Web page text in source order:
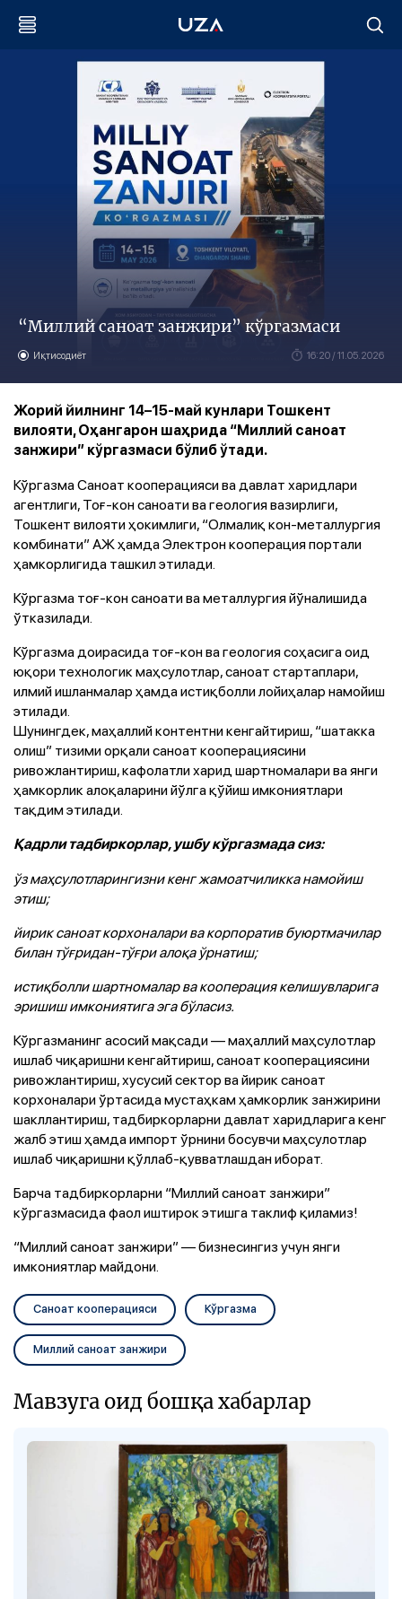
“Миллий саноат занжири” кўргазмаси
Иқтисодиёт 16:20 / 11.05.2026
Жорий йилнинг 14–15-май кунлари Тошкент
вилояти, Оҳангарон шаҳрида “Миллий саноат
занжири” кўргазмаси бўлиб ўтади.
Кўргазма Саноат кооперацияси ва давлат харидлари
агентлиги, Тоғ-кон саноати ва геология вазирлиги,
Тошкент вилояти ҳокимлиги, “Олмалиқ кон-металлургия
комбинати” АЖ ҳамда Электрон кооперация портали
ҳамкорлигида ташкил этилади.
Кўргазма тоғ-кон саноати ва металлургия йўналишида
ўтказилади.
Кўргазма доирасида тоғ-кон ва геология соҳасига оид
юқори технологик маҳсулотлар, саноат стартаплари,
илмий ишланмалар ҳамда истиқболли лойиҳалар намойиш
этилади.
Шунингдек, маҳаллий контентни кенгайтириш, “шатакка
олиш” тизими орқали саноат кооперациясини
ривожлантириш, кафолатли харид шартномалари ва янги
ҳамкорлик алоқаларини йўлга қўйиш имкониятлари
тақдим этилади.
Қадрли тадбиркорлар, ушбу кўргазмада сиз:
ўз маҳсулотларингизни кенг жамоатчиликка намойиш
этиш;
йирик саноат корхоналари ва корпоратив буюртмачилар
билан тўғридан-тўғри алоқа ўрнатиш;
истиқболли шартномалар ва кооперация келишувларига
эришиш имкониятига эга бўласиз.
Кўргазманинг асосий мақсади — маҳаллий маҳсулотлар
ишлаб чиқаришни кенгайтириш, саноат кооперациясини
ривожлантириш, хусусий сектор ва йирик саноат
корхоналари ўртасида мустаҳкам ҳамкорлик занжирини
шакллантириш, тадбиркорларни давлат харидларига кенг
жалб этиш ҳамда импорт ўрнини босувчи маҳсулотлар
ишлаб чиқаришни қўллаб-қувватлашдан иборат.
Барча тадбиркорларни “Миллий саноат занжири”
кўргазмасида фаол иштирок этишга таклиф қиламиз!
“Миллий саноат занжири” — бизнесингиз учун янги
имкониятлар майдони.
Саноат кооперацияси Кўргазма
Миллий саноат занжири
Мавзуга оид бошқа хабарлар